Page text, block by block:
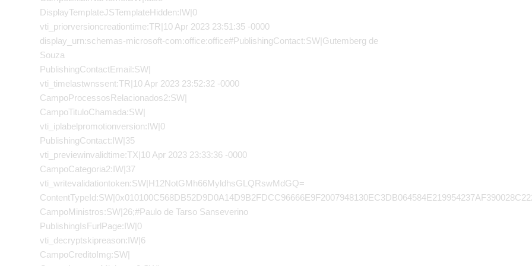
DisplayTemplateJSTemplateHidden:IW|0
vti_priorversioncreationtime:TR|10 Apr 2023 23:51:35 -0000
display_urn:schemas-microsoft-com:office:office#PublishingContact:SW|Gutemberg de
Souza
PublishingContactEmail:SW|
vti_timelastwnssent:TR|10 Apr 2023 23:52:32 -0000
CampoProcessosRelacionados2:SW|
CampoTituloChamada:SW|
vti_iplabelpromotionversion:IW|0
PublishingContact:IW|35
vti_previewinvalidtime:TX|10 Apr 2023 23:33:36 -0000
CampoCategoria2:IW|37
vti_writevalidationtoken:SW|H12NotGMh66MyldhsGLQRswMdGQ=
CampoMinistros:SW|26;#Paulo de Tarso Sanseverino
PublishingIsFurlPage:IW|0
vti_decryptskipreason:IW|6
CampoCreditoImg:SW|